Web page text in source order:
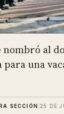
nombró al
para una
SECCIÓN |25 DE